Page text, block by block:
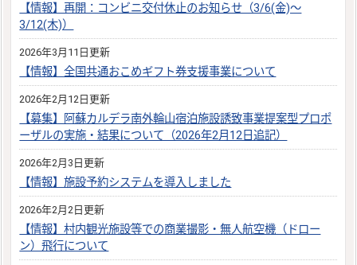
【情報】再開：コンビニ交付休止のお知らせ（3/6(金)～
3/12(木)）
2026年3月11日更新
【情報】全国共通おこめギフト券支援事業について
2026年2月12日更新
【募集】阿蘇カルデラ南外輪山宿泊施設誘致事業提案型プロポ
ーザルの実施・結果について（2026年2月12日追記）
2026年2月3日更新
【情報】施設予約システムを導入しました
2026年2月2日更新
【情報】村内観光施設等での商業撮影・無人航空機（ドロー
ン）飛行について